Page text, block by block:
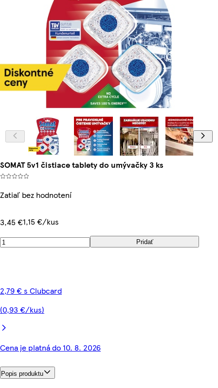
SOMAT 5v1 čistiace tablety do umývačky 3 ks
Zatiaľ bez hodnotení
3,45 €1,15 €/kus
Pridať
2,79 € s Clubcard
(0,93 €/kus)
Cena je platná do 10. 8. 2026
Popis produktu